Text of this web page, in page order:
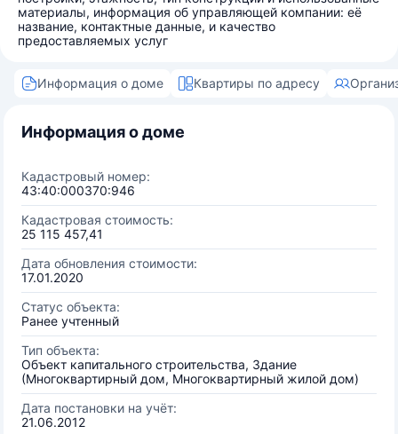
материалы, информация об управляющей компании: её
название, контактные данные, и качество
предоставляемых услуг
Информация о доме Квартиры по адресу
Информация о доме
Кадастровый номер:
43:40:000370:946
Кадастровая стоимость:
25 115 457,41
Дата обновления стоимости:
17.01.2020
Статус объекта:
Ранее учтенный
Тип объекта:
Объект капитального строительства, Здание
(Многоквартирный дом, Многоквартирный жилой дом)
Дата постановки на учёт:
21.06.2012